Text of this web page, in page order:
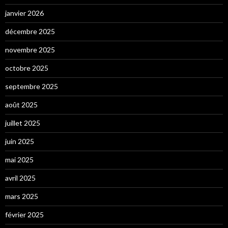
janvier 2026
décembre 2025
novembre 2025
octobre 2025
septembre 2025
août 2025
juillet 2025
juin 2025
mai 2025
avril 2025
mars 2025
février 2025